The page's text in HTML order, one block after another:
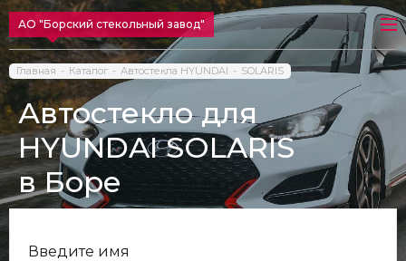
АО "Борский стекольный завод"
Главная Каталог Автостекла HYUNDAI SOLARIS
Автостекло для
HYUNDAI SOLARIS
в Боре
Введите имя